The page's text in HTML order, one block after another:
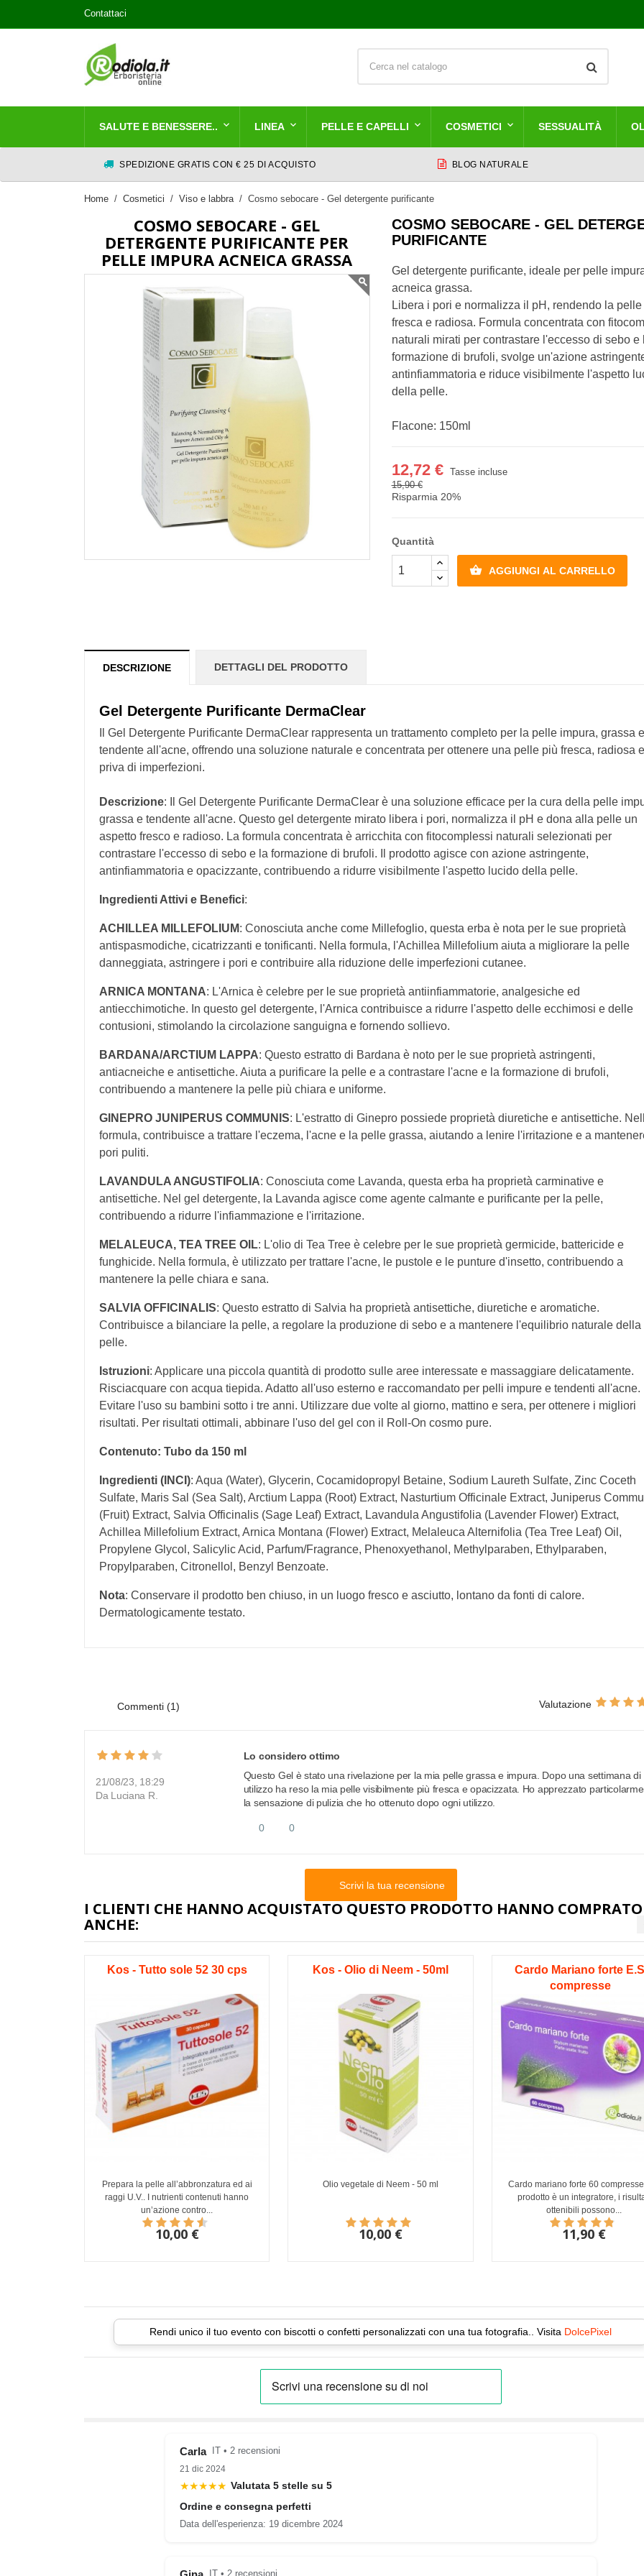
Contattaci
SALUTE E BENESSERE.. LINEA PELLE E CAPELLI COSMETICI SESSUALITÀ
SPEDIZIONE GRATIS CON € 25 DI ACQUISTO BLOG NATURALE
Home Cosmetici Viso e labbra Cosmo sebocare - Gel detergente purificante
COSMO SEBOCARE - GEL
DETERGENTE PURIFICANTE PER
PELLE IMPURA ACNEICA GRASSA
COSMO SEBOCARE - GEL
PURIFICANTE
Gel detergente purificante, ideale per pelle
acneica grassa.
Libera i pori e normalizza il pH, rendendo la pelle
fresca e radiosa. Formula concentrata con
naturali mirati per contrastare l'eccesso di sebo e
formazione di brufoli, svolge un'azione
antinfiammatoria e riduce visibilmente l'aspetto
della pelle.
Flacone: 150ml
12,72 €
Tasse incluse
15,90 €
Risparmia 20%
Quantità
 AGGIUNGI AL CARRELLO
DESCRIZIONE DETTAGLI DEL PRODOTTO
Gel Detergente Purificante DermaClear
Il Gel Detergente Purificante DermaClear rappresenta un trattamento completo per la pelle impura, grassa e
tendente all'acne, offrendo una soluzione naturale e concentrata per ottenere una pelle più fresca, radiosa e
priva di imperfezioni.
Descrizione: Il Gel Detergente Purificante DermaClear è una soluzione efficace per la cura della pelle
grassa e tendente all'acne. Questo gel detergente mirato libera i pori, normalizza il pH e dona alla pelle un
aspetto fresco e radioso. La formula concentrata è arricchita con fitocomplessi naturali selezionati per
contrastare l'eccesso di sebo e la formazione di brufoli. Il prodotto agisce con azione astringente,
antinfiammatoria e opacizzante, contribuendo a ridurre visibilmente l'aspetto lucido della pelle.
Ingredienti Attivi e Benefici:
ACHILLEA MILLEFOLIUM: Conosciuta anche come Millefoglio, questa erba è nota per le sue proprietà
antispasmodiche, cicatrizzanti e tonificanti. Nella formula, l'Achillea Millefolium aiuta a migliorare la pelle
danneggiata, astringere i pori e contribuire alla riduzione delle imperfezioni cutanee.
ARNICA MONTANA: L'Arnica è celebre per le sue proprietà antiinfiammatorie, analgesiche ed
antiecchimotiche. In questo gel detergente, l'Arnica contribuisce a ridurre l'aspetto delle ecchimosi e delle
contusioni, stimolando la circolazione sanguigna e fornendo sollievo.
BARDANA/ARCTIUM LAPPA: Questo estratto di Bardana è noto per le sue proprietà astringenti,
antiacneiche e antisettiche. Aiuta a purificare la pelle e a contrastare l'acne e la formazione di brufoli,
contribuendo a mantenere la pelle più chiara e uniforme.
GINEPRO JUNIPERUS COMMUNIS: L'estratto di Ginepro possiede proprietà diuretiche e antisettiche.
formula, contribuisce a trattare l'eczema, l'acne e la pelle grassa, aiutando a lenire l'irritazione e a
pori puliti.
LAVANDULA ANGUSTIFOLIA: Conosciuta come Lavanda, questa erba ha proprietà carminative e
antisettiche. Nel gel detergente, la Lavanda agisce come agente calmante e purificante per la pelle,
contribuendo a ridurre l'infiammazione e l'irritazione.
MELALEUCA, TEA TREE OIL: L'olio di Tea Tree è celebre per le sue proprietà germicide, battericide e
funghicide. Nella formula, è utilizzato per trattare l'acne, le pustole e le punture d'insetto, contribuendo a
mantenere la pelle chiara e sana.
SALVIA OFFICINALIS: Questo estratto di Salvia ha proprietà antisettiche, diuretiche e aromatiche.
Contribuisce a bilanciare la pelle, a regolare la produzione di sebo e a mantenere l'equilibrio naturale della
pelle.
Istruzioni: Applicare una piccola quantità di prodotto sulle aree interessate e massaggiare delicatamente.
Risciacquare con acqua tiepida. Adatto all'uso esterno e raccomandato per pelli impure e tendenti all'acne.
Evitare l'uso su bambini sotto i tre anni. Utilizzare due volte al giorno, mattino e sera, per ottenere i migliori
risultati. Per risultati ottimali, abbinare l'uso del gel con il Roll-On cosmo pure.
Contenuto: Tubo da 150 ml
Ingredienti (INCI): Aqua (Water), Glycerin, Cocamidopropyl Betaine, Sodium Laureth Sulfate, Zinc Coceth
Sulfate, Maris Sal (Sea Salt), Arctium Lappa (Root) Extract, Nasturtium Officinale Extract, Juniperus
(Fruit) Extract, Salvia Officinalis (Sage Leaf) Extract, Lavandula Angustifolia (Lavender Flower) Extract,
Achillea Millefolium Extract, Arnica Montana (Flower) Extract, Melaleuca Alternifolia (Tea Tree Leaf) Oil,
Propylene Glycol, Salicylic Acid, Parfum/Fragrance, Phenoxyethanol, Methylparaben, Ethylparaben,
Propylparaben, Citronellol, Benzyl Benzoate.
Nota: Conservare il prodotto ben chiuso, in un luogo fresco e asciutto, lontano da fonti di calore.
Dermatologicamente testato.
Commenti (1) Valutazione
21/08/23, 18:29
Da Luciana R.
Lo considero ottimo
Questo Gel è stato una rivelazione per la mia pelle grassa e impura. Dopo una settimana di
utilizzo ha reso la mia pelle visibilmente più fresca e opacizzata. Ho apprezzato
la sensazione di pulizia che ho ottenuto dopo ogni utilizzo.
0 0
Scrivi la tua recensione
I CLIENTI CHE HANNO ACQUISTATO QUESTO PRODOTTO HANNO COMPRATO
ANCHE:
Kos - Tutto sole 52 30 cps
Prepara la pelle all’abbronzatura ed ai
raggi U.V.. I nutrienti contenuti hanno
un’azione contro...
10,00 €
Kos - Olio di Neem - 50ml
Olio vegetale di Neem - 50 ml
10,00 €
Cardo Mariano forte
compresse
Cardo mariano forte 60
prodotto è un integratore, i
ottenibili possono...
11,90 €
Rendi unico il tuo evento con biscotti o confetti personalizzati con una tua fotografia.. Visita DolcePixel
Carla
IT • 2 recensioni
21 dic 2024
★★★★★ Valutata 5 stelle su 5
Ordine e consegna perfetti
Data dell'esperienza: 19 dicembre 2024
IT • 2 recensioni